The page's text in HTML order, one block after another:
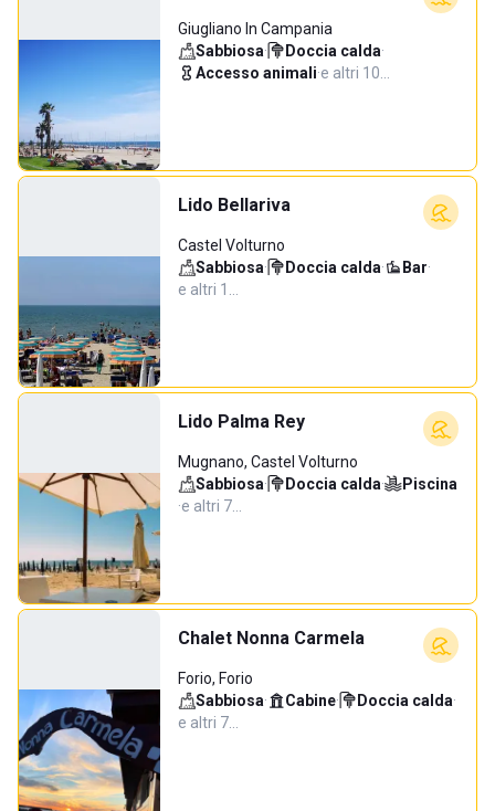
Giugliano In Campania
Sabbiosa· Doccia calda·
Accesso animali·e altri 10…
Lido Bellariva
Castel Volturno
Sabbiosa· Doccia calda· Bar·
e altri 1…
Lido Palma Rey
Mugnano, Castel Volturno
Sabbiosa· Doccia calda·
Piscina
·e altri 7…
Chalet Nonna Carmela
Forio, Forio
Sabbiosa· Cabine· Doccia calda·
e altri 7…